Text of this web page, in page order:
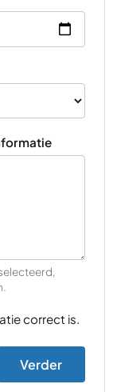
correct is.
Verder